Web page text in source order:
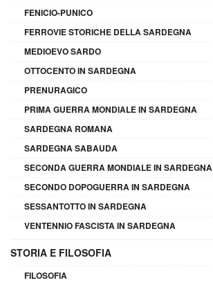
FENICIO-PUNICO
FERROVIE STORICHE DELLA SARDEGNA
MEDIOEVO SARDO
OTTOCENTO IN SARDEGNA
PRENURAGICO
PRIMA GUERRA MONDIALE IN SARDEGNA
SARDEGNA ROMANA
SARDEGNA SABAUDA
SECONDA GUERRA MONDIALE IN SARDEGNA
SECONDO DOPOGUERRA IN SARDEGNA
SESSANTOTTO IN SARDEGNA
VENTENNIO FASCISTA IN SARDEGNA
STORIA E FILOSOFIA
FILOSOFIA